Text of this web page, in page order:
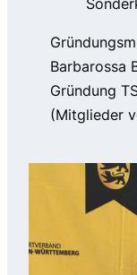
Barbarossa
Gründung
(Mitglieder